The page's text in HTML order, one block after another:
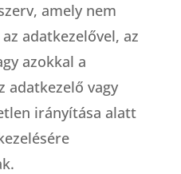
amely nem
adatkezelővel, az
azokkal a
adatkezelő vagy
irányítása alatt